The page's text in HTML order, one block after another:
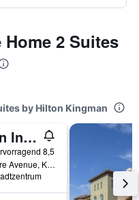
2 Suites
by Hilton Kingman
Hampton Inn & Suites Kingman
8,5
1791 Sycamore Avenue, Kingman, AZ, USA